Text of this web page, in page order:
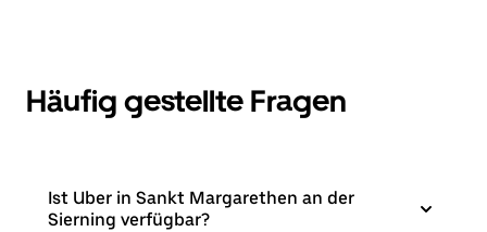
Häufig gestellte Fragen
Ist Uber in Sankt Margarethen an der
Sierning verfügbar?